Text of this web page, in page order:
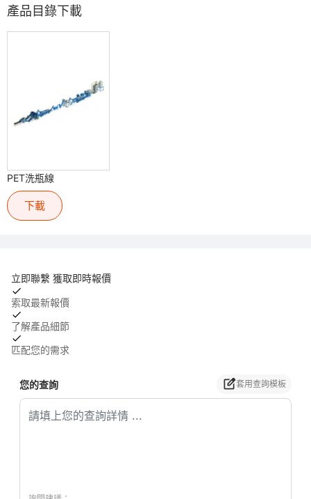
產品目錄下載
PET洗瓶線
下載
立即聯繫 獲取即時報價
索取最新報價
了解產品細節
匹配您的需求
您的查詢 套用查詢模板